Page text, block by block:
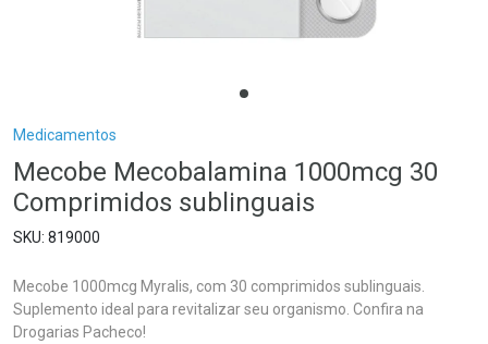
Breadcrumb
Medicamentos
Mecobe Mecobalamina 1000mcg 30
Comprimidos sublinguais
819000
Mecobe 1000mcg Myralis, com 30 comprimidos sublinguais.
Suplemento ideal para revitalizar seu organismo. Confira na
Drogarias Pacheco!